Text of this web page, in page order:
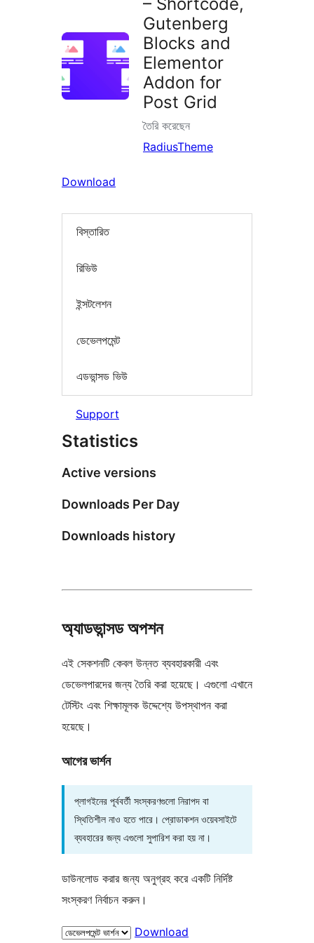
Gutenberg
Blocks and
Elementor
Addon for
Post Grid
তৈরি করেছেন
RadiusTheme
Download
বিস্তারিত
রিভিউ
ইন্সটলেশন
ডেভেলপমেন্ট
এডভান্সড ভিউ
Support
Statistics
Active versions
Downloads Per Day
Downloads history
অ্যাডভান্সড অপশন
এই সেকশনটি কেবল উন্নত ব্যবহারকারী এবং
ডেভেলপারদের জন্য তৈরি করা হয়েছে। এগুলো এখানে
টেস্টিং এবং শিক্ষামূলক উদ্দেশ্যে উপস্থাপন করা
হয়েছে।
আগের ভার্শন
প্লাগইনের পূর্ববর্তী সংস্করণগুলো নিরাপদ বা
স্থিতিশীল নাও হতে পারে। প্রোডাকশন ওয়েবসাইটে
ব্যবহারের জন্য এগুলো সুপারিশ করা হয় না।
ডাউনলোড করার জন্য অনুগ্রহ করে একটি নির্দিষ্ট
সংস্করণ নির্বাচন করুন।
Download